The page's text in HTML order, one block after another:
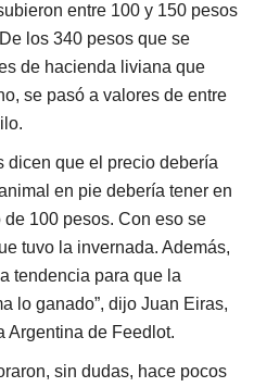
entre 100 y 150 pesos
los 340 pesos que se
de hacienda liviana que
se pasó a valores de entre
dicen que el precio debería
en pie debería tener en
100 pesos. Con eso se
tuvo la invernada. Además,
tendencia para que la
lo ganado”, dijo Juan Eiras,
Argentina de Feedlot.
sin dudas, hace pocos